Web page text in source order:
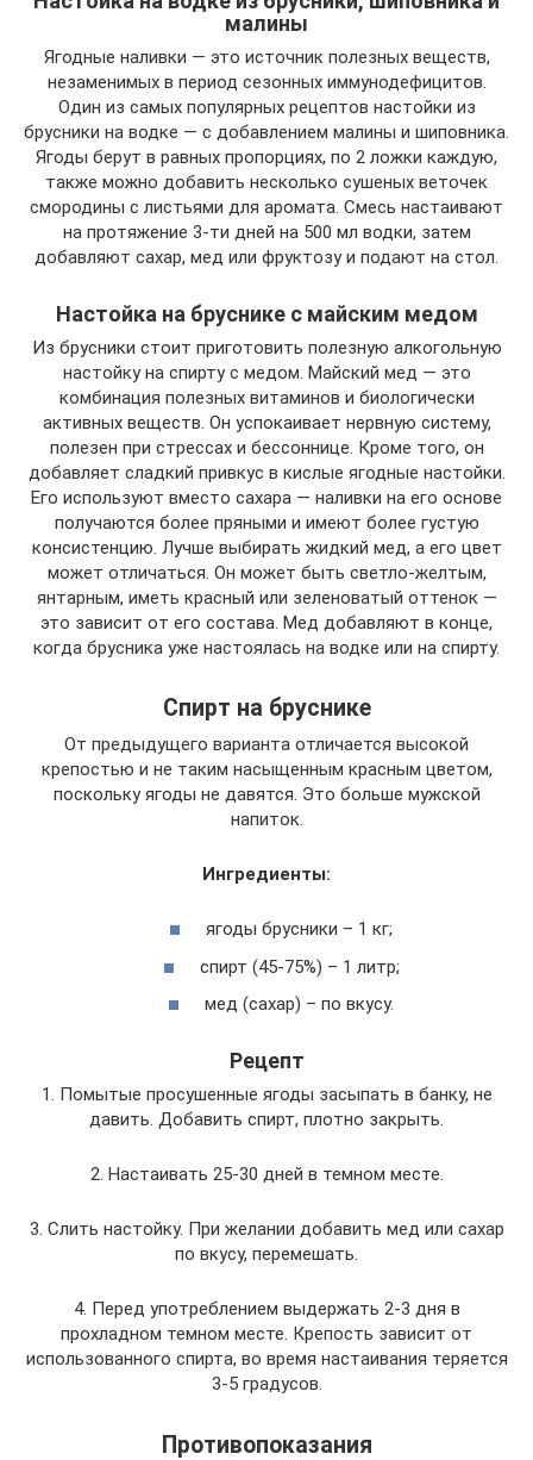
малины
Ягодные наливки — это источник полезных веществ,
незаменимых в период сезонных иммунодефицитов.
Один из самых популярных рецептов настойки из
брусники на водке — с добавлением малины и шиповника.
Ягоды берут в равных пропорциях, по 2 ложки каждую,
также можно добавить несколько сушеных веточек
смородины с листьями для аромата. Смесь настаивают
на протяжение 3-ти дней на 500 мл водки, затем
добавляют сахар, мед или фруктозу и подают на стол.
Настойка на бруснике с майским медом
Из брусники стоит приготовить полезную алкогольную
настойку на спирту с медом. Майский мед — это
комбинация полезных витаминов и биологически
активных веществ. Он успокаивает нервную систему,
полезен при стрессах и бессоннице. Кроме того, он
добавляет сладкий привкус в кислые ягодные настойки.
Его используют вместо сахара — наливки на его основе
получаются более пряными и имеют более густую
консистенцию. Лучше выбирать жидкий мед, а его цвет
может отличаться. Он может быть светло-желтым,
янтарным, иметь красный или зеленоватый оттенок —
это зависит от его состава. Мед добавляют в конце,
когда брусника уже настоялась на водке или на спирту.
Спирт на бруснике
От предыдущего варианта отличается высокой
крепостью и не таким насыщенным красным цветом,
поскольку ягоды не давятся. Это больше мужской
напиток.
Ингредиенты:
ягоды брусники – 1 кг;
спирт (45-75%) – 1 литр;
мед (сахар) – по вкусу.
Рецепт
1. Помытые просушенные ягоды засыпать в банку, не
давить. Добавить спирт, плотно закрыть.
2. Настаивать 25-30 дней в темном месте.
3. Слить настойку. При желании добавить мед или сахар
по вкусу, перемешать.
4. Перед употреблением выдержать 2-3 дня в
прохладном темном месте. Крепость зависит от
использованного спирта, во время настаивания теряется
3-5 градусов.
Противопоказания